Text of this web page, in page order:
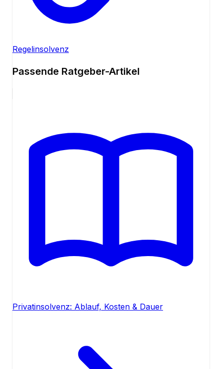
Regelinsolvenz
Passende Ratgeber-Artikel
Privatinsolvenz: Ablauf, Kosten & Dauer